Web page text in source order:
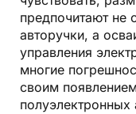
предпочитают не
авторучки, а
управления
многие
своим